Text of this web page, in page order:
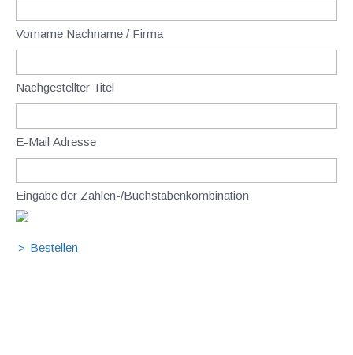
Vorname Nachname / Firma
Nachgestellter Titel
E-Mail Adresse
Eingabe der Zahlen-/Buchstabenkombination